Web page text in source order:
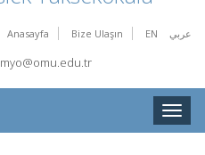
Anasayfa Bize Ulaşın EN عربي
Toggle